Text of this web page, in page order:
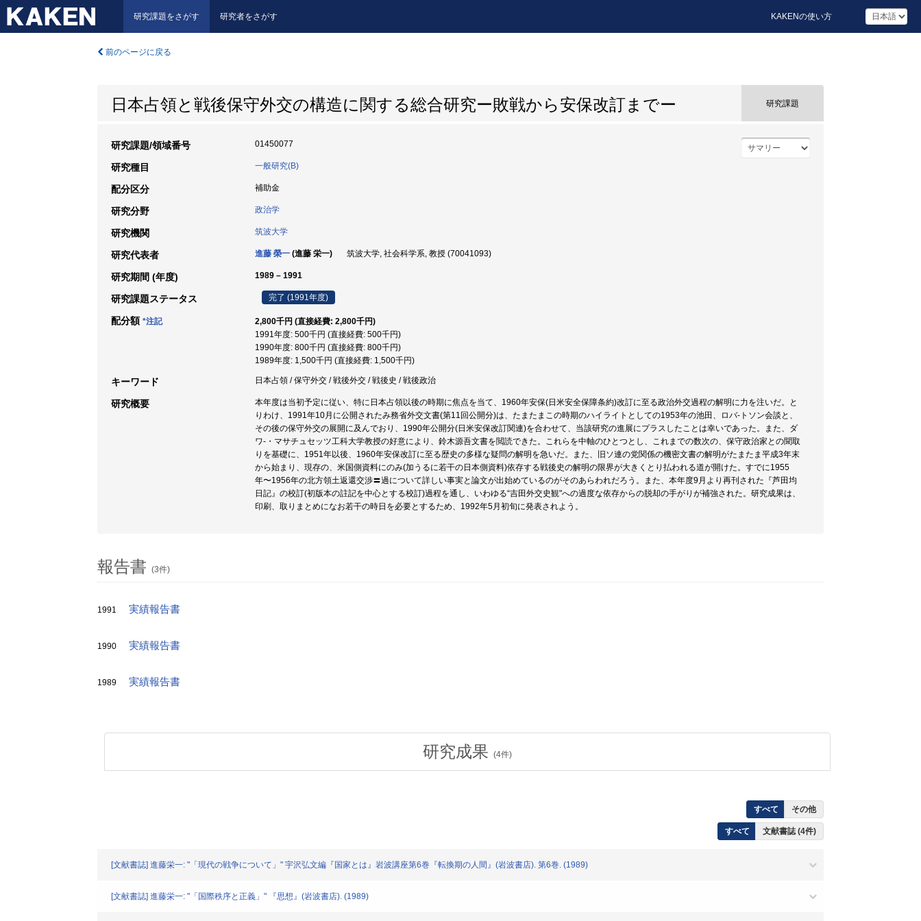
研究課題をさがす 研究者をさがす KAKENの使い方
前のページに戻る
日本占領と戦後保守外交の構造に関する総合研究ー敗戦から安保改訂までー 研究課題
研究課題/領域番号 01450077
研究種目 一般研究(B)
配分区分 補助金
研究分野 政治学
研究機関 筑波大学
研究代表者 進藤 榮一 (進藤 栄一) 筑波大学, 社会科学系, 教授 (70041093)
研究期間 (年度) 1989 – 1991
研究課題ステータス 完了 (1991年度)
配分額 *注記
2,800千円 (直接経費: 2,800千円)
1991年度: 500千円 (直接経費: 500千円)
1990年度: 800千円 (直接経費: 800千円)
1989年度: 1,500千円 (直接経費: 1,500千円)
キーワード 日本占領 / 保守外交 / 戦後外交 / 戦後史 / 戦後政治
研究概要
本年度は当初予定に従い、特に日本占領以後の時期に焦点を当て、1960年安保(日米安全保障条約)改訂に至る政治外交過程の解明に力を注いだ。と
りわけ、1991年10月に公開されたみ務省外交文書(第11回公開分)は、たまたまこの時期のハイライトとしての1953年の池田、ロバ-トソン会談と、
その後の保守外交の展開に及んでおり、1990年公開分(日米安保改訂関連)を合わせて、当該研究の進展にプラスしたことは幸いであった。また、ダ
ワ-・マサチュセッツ工科大学教授の好意により、鈴木源吾文書を閲読できた。これらを中軸のひとつとし、これまでの数次の、保守政治家との聞取
りを基礎に、1951年以後、1960年安保改訂に至る歴史の多様な疑問の解明を急いだ。また、旧ソ連の党関係の機密文書の解明がたまたま平成3年末
から始まり、現存の、米国側資料にのみ(加うるに若干の日本側資料)依存する戦後史の解明の限界が大きくとり払われる道が開けた。すでに1955
年〜1956年の北方領土返還交渉〓過について詳しい事実と論文が出始めているのがそのあらわれだろう。また、本年度9月より再刊された『芦田均
日記』の校訂(初版本の註記を中心とする校訂)過程を通し、いわゆる“吉田外交史観"への過度な依存からの脱却の手がりが補強された。研究成果は、
印刷、取りまとめになお若干の時日を必要とするため、1992年5月初旬に発表されよう。
報告書 (3件)
1991 実績報告書
1990 実績報告書
1989 実績報告書
研究成果 (4件)
すべて その他
すべて 文献書誌 (4件)
[文献書誌] 進藤栄一: "「現代の戦争について」" 宇沢弘文編『国家とは』岩波講座第6巻『転換期の人間』(岩波書店). 第6巻. (1989)
[文献書誌] 進藤栄一: "「国際秩序と正義」" 『思想』(岩波書店). (1989)